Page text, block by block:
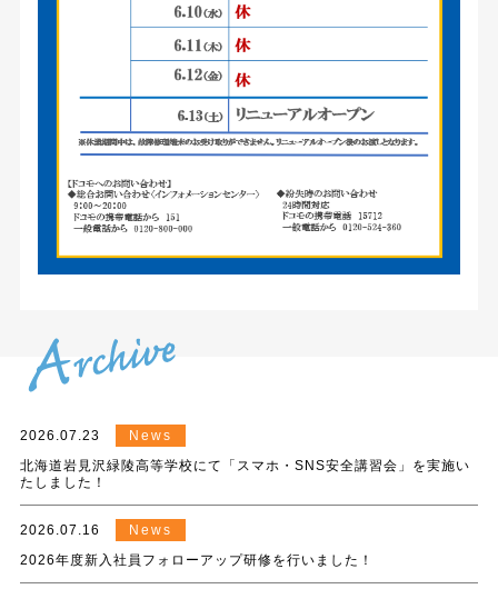
2026.07.23
News
北海道岩見沢緑陵高等学校にて「スマホ・SNS安全講習会」を実施い
たしました！
2026.07.16
News
2026年度新入社員フォローアップ研修を行いました！